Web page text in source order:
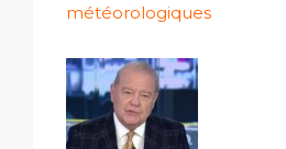
météorologiques